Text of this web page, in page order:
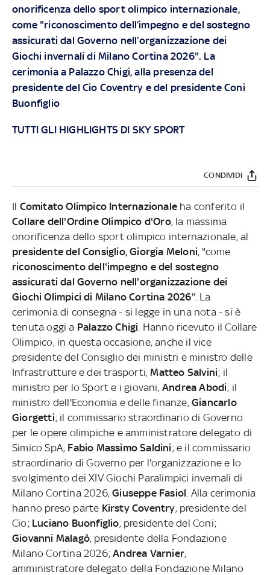
onorificenza dello sport olimpico internazionale,
come "riconoscimento dell’impegno e del sostegno
assicurati dal Governo nell’organizzazione dei
Giochi invernali di Milano Cortina 2026". La
cerimonia a Palazzo Chigi, alla presenza del
presidente del Cio Coventry e del presidente Coni
Buonfiglio
TUTTI GLI HIGHLIGHTS DI SKY SPORT
CONDIVIDI
Il Comitato Olimpico Internazionale ha conferito il
Collare dell'Ordine Olimpico d'Oro, la massima
onorificenza dello sport olimpico internazionale, al
presidente del Consiglio, Giorgia Meloni, "come
riconoscimento dell'impegno e del sostegno
assicurati dal Governo nell'organizzazione dei
Giochi Olimpici di Milano Cortina 2026". La
cerimonia di consegna - si legge in una nota - si è
tenuta oggi a Palazzo Chigi . Hanno ricevuto il Collare
Olimpico, in questa occasione, anche il vice
presidente del Consiglio dei ministri e ministro delle
Infrastrutture e dei trasporti,Matteo Salvini; il
ministro per lo Sport e i giovani, Andrea Abodi; il
ministro dell'Economia e delle finanze, Giancarlo
Giorgetti; il commissario straordinario di Governo
per le opere olimpiche e amministratore delegato di
Simico SpA, Fabio Massimo Saldini ; e il commissario
straordinario di Governo per l'organizzazione e lo
svolgimento dei XIV Giochi Paralimpici invernali di
Milano Cortina 2026,Giuseppe Fasiol . Alla cerimonia
hanno preso parte Kirsty Coventry, presidente del
Cio; Luciano Buonfiglio, presidente del Coni;
Giovanni Malagò, presidente della Fondazione
Milano Cortina 2026;Andrea Varnier,
amministratore delegato della Fondazione Milano